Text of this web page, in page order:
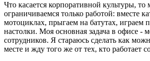
Что касается корпоративной культуры, то
ограничиваемся только работой: вместе
мотоциклах, прыгаем на батутах, играем
настолки. Моя основная задача в офисе -
сотрудников. Я стараюсь сделать как
месте и жду того же от тех, кто работает